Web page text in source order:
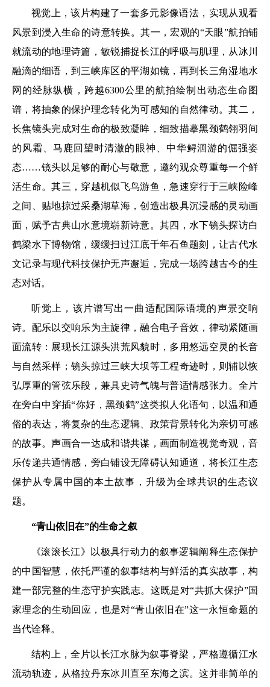
视觉上，该片构建了一套多元影像语法，实现从观看
风景到浸入生命的诗意转换。其一，宏观的“天眼”航拍铺
就流动的地理诗篇，敏锐捕捉长江的呼吸与肌理，从冰川
融滴的细语，到三峡库区的平湖如镜，再到长三角湿地水
网的经脉纵横，跨越6300公里的航拍绘制出动态生命图
谱，将抽象的保护理念转化为可感知的自然律动。其二，
长焦镜头完成对生命的极致凝眸，细致描摹黑颈鹤翎羽间
的风霜、马鹿回望时清澈的眼神、中华鲟洄游的倔强姿
态……镜头以足够的耐心与敬意，邀约观众尊重每一个鲜
活生命。其三，穿越机似飞鸟游鱼，急速穿行于三峡险峰
之间、贴地掠过采桑湖草海，创造出极具沉浸感的灵动画
面，赋予古典山水意境崭新诗意。其四，水下镜头探访白
鹤梁水下博物馆，缓缓扫过江底千年石鱼题刻，让古代水
文记录与现代科技保护无声邂逅，完成一场跨越古今的生
态对话。
听觉上，该片谱写出一曲适配国际语境的声景交响
诗。配乐以交响乐为主旋律，融合电子音效，律动紧随画
面流转：展现长江源头洪荒风貌时，多用悠远空灵的长音
与自然采样；镜头掠过三峡大坝等工程奇迹时，则辅以恢
弘厚重的管弦乐段，兼具史诗气魄与普适情感张力。全片
在旁白中穿插“你好，黑颈鹤”这类拟人化语句，以温和通
俗的表达，将复杂的生态逻辑、政策背景转化为亲切可感
的故事。声画合一达成和谐共谋，画面制造视觉奇观，音
乐传递共通情感，旁白铺设无障碍认知通道，将长江生态
保护从专属中国的本土故事，升级为全球共识的生态议
题。
“青山依旧在”的生命之叙
《滚滚长江》以极具行动力的叙事逻辑阐释生态保护
的中国智慧，依托严谨的叙事结构与鲜活的真实故事，构
建一部完整的生态守护实践志。这既是对“共抓大保护”国
家理念的生动回应，也是对“青山依旧在”这一永恒命题的
当代诠释。
结构上，全片以长江水脉为叙事脊梁，严格遵循江水
流动轨迹，从格拉丹东冰川直至东海之滨。这并非简单的